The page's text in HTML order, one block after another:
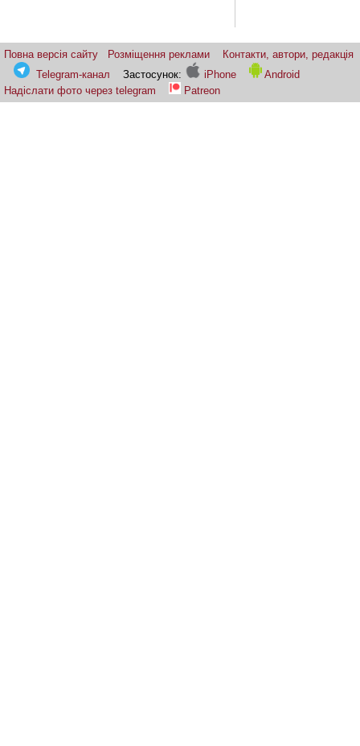
Повна версія сайту Розміщення реклами
Контакти, автори, редакція
Telegram-канал
Застосунок: iPhone
Android
Надіслати фото через telegram
Patreon